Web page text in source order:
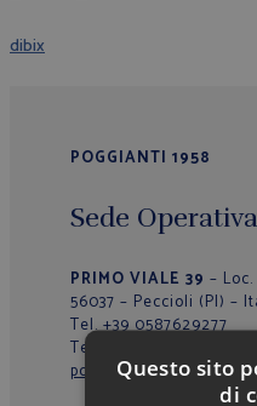
dibix
POGGIANTI 1958
Sede
PRIMO VIALE 39 –
56037 – Peccioli (PI) –
Tel.+39 0587629277
Tel.
poggianti@poggianti.it
Questo sito
di